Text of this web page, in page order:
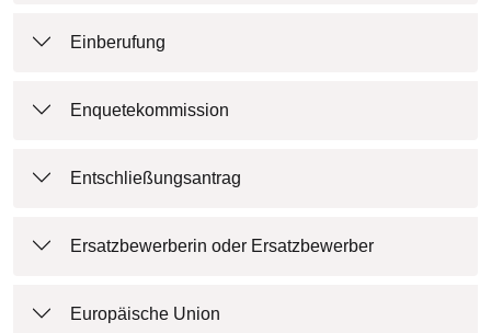
Einberufung
Enquetekommission
Entschließungsantrag
Ersatzbewerberin oder Ersatzbewerber
Europäische Union